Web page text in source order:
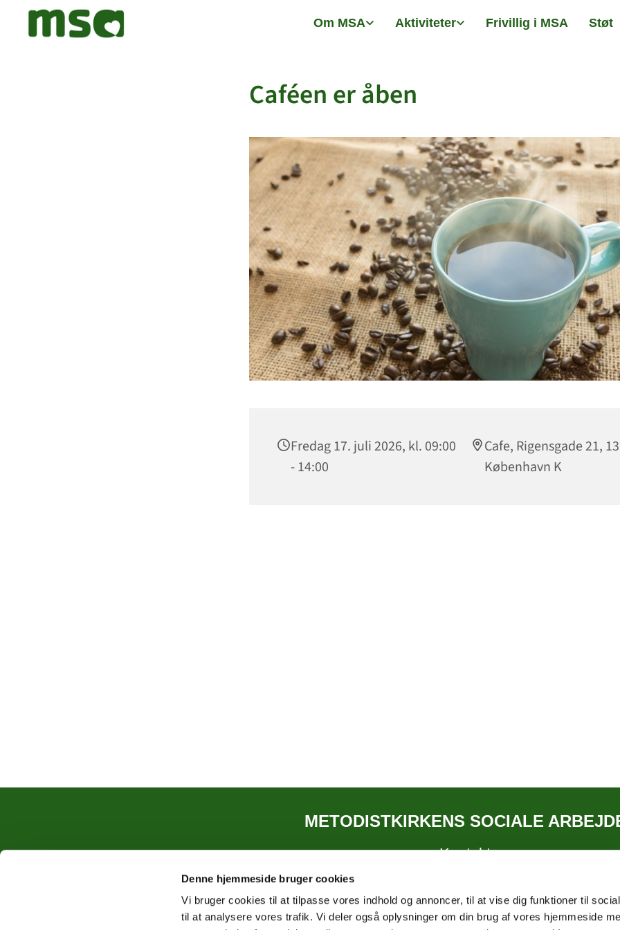
Denne hjemmeside bruger cookies
Vi bruger cookies til at tilpasse vores indhold og annoncer, til at vise dig funktioner til
til at analysere vores trafik. Vi deler også oplysninger om din brug af vores hjemmeside
Om MSA Aktiviteter Frivillig i MSA Støt
Caféen er åben
Fredag 17. juli 2026, kl. 09:00
- 14:00
Cafe, Rigensgade 21,
København K
METODISTKIRKENS SOCIALE
Kontakt